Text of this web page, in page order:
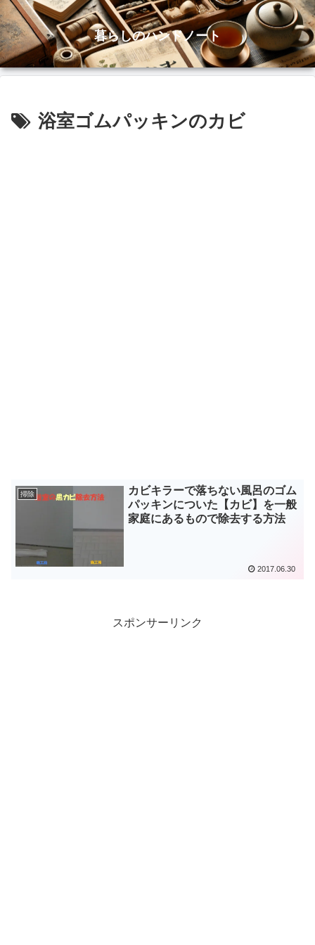
暮らしのハンドノート
浴室ゴムパッキンのカビ
掃除
カビキラーで落ちない風呂のゴム
パッキンについた【カビ】を一般
家庭にあるもので除去する方法
2017.06.30
スポンサーリンク